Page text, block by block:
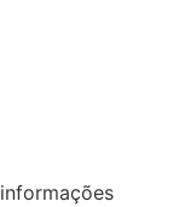
informações